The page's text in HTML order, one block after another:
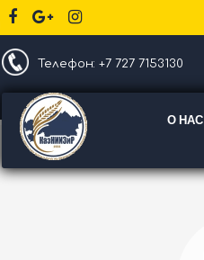
Телефон: +7 727 7153130
О НАС